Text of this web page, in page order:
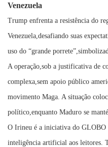
Venezuela
Trump enfrenta a resistência do
Venezuela,desafiando suas
uso do “grande
A operação,sob a justificativa de
complexa,sem apoio público
movimento Maga. A situação
político,enquanto Maduro se
O Irineu é a iniciativa do GLOBO
inteligência artificial aos leitores.